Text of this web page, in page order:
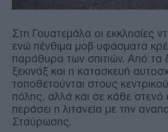
Στη Γουατεμάλα οι εκκλησίες
ενώ πένθιμα μοβ υφάσματα
παράθυρα των σπιτιών. Από τα
ξεκινάξ και η κατασκευή
τοποθετούνται στους
πόλης, αλλά και σε κάθε
περάσει η λιτανεία με την
Σταύρωσης.